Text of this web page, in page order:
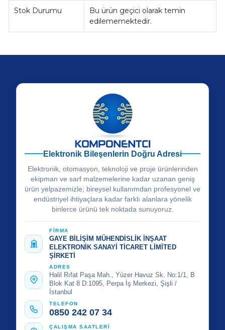
Stok Durumu
Bu ürün geçici olarak temin
edilememektedir.
Elektronik Bileşenlerin Doğru Adresi
Elektronik, otomasyon, teknoloji ve proje ürünlerinden
ekipman ve sarf malzemelerine kadar uzanan geniş
ürün yelpazemizle; bireysel kullanımdan profesyonel ve
endüstriyel ihtiyaçlara kadar farklı alanlara yönelik
binlerce ürünü tek noktada sunuyoruz.
FİRMA
GAYE BİLİŞİM MÜHENDİSLİK İNŞAAT
ELEKTRONİK SANAYİ TİCARET LİMİTED
ŞİRKETİ
ADRES
Halil Rıfat Paşa Mah., Yüzer Havuz Sk. No:1/1, B
Blok Kat 8 D:1095, Perpa İş Merkezi, Şişli /
İstanbul
TELEFON
0850 242 07 34
ÇALIŞMA SAATLERİ